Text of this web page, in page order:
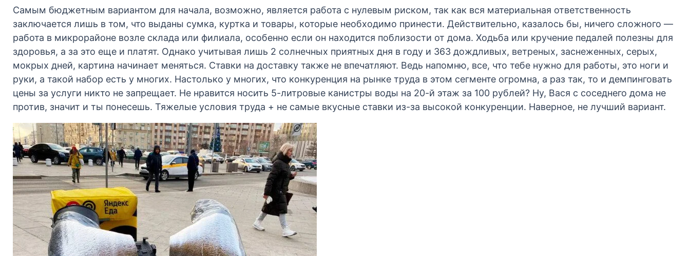
Самым бюджетным вариантом для начала, возможно, является работа с нулевым риском, так как вся материальная ответственность
заключается лишь в том, что выданы сумка, куртка и товары, которые необходимо принести. Действительно, казалось бы, ничего сложного —
работа в микрорайоне возле склада или филиала, особенно если он находится поблизости от дома. Ходьба или кручение педалей полезны для
здоровья, а за это еще и платят. Однако учитывая лишь 2 солнечных приятных дня в году и 363 дождливых, ветреных, заснеженных, серых,
мокрых дней, картина начинает меняться. Ставки на доставку также не впечатляют. Ведь напомню, все, что тебе нужно для работы, это ноги и
руки, а такой набор есть у многих. Настолько у многих, что конкуренция на рынке труда в этом сегменте огромна, а раз так, то и демпинговать
цены за услуги никто не запрещает. Не нравится носить 5-литровые канистры воды на 20-й этаж за 100 рублей? Ну, Вася с соседнего дома не
против, значит и ты понесешь. Тяжелые условия труда + не самые вкусные ставки из-за высокой конкуренции. Наверное, не лучший вариант.